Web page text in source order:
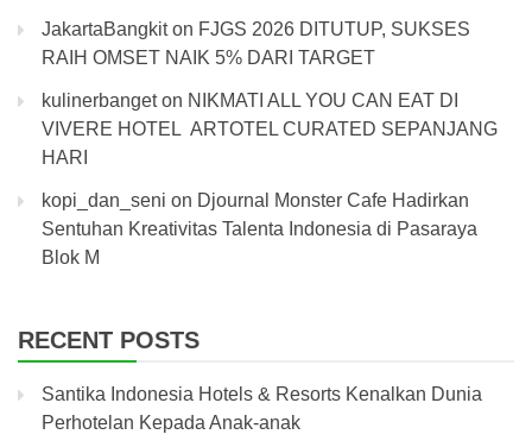
JakartaBangkiton FJGS 2026 DITUTUP, SUKSES
RAIH OMSET NAIK 5% DARI TARGET
kulinerbangeton NIKMATI ALL YOU CAN EAT DI
VIVERE HOTEL ARTOTEL CURATED SEPANJANG
HARI
kopi_dan_seni on Djournal Monster Cafe Hadirkan
Sentuhan Kreativitas Talenta Indonesia di Pasaraya
Blok M
RECENT POSTS
Santika Indonesia Hotels & Resorts Kenalkan Dunia
Perhotelan Kepada Anak-anak